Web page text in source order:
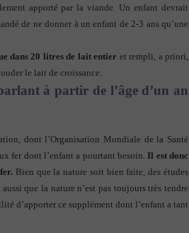
apporté par la viande. Un enfant devrait
de ne donner à un enfant de 2-3 ans qu’une
dans 20 litres de lait entier et rempli, a priori,
le lait de croissance.
à partir de l’âge d’un an
dont l’Organisation Mondiale de la Santé
fer dont l’enfant a pourtant besoin. Il est donc
Bien que la nature soit bien faite, des études
que la nature n’est pas toujours très tendre
d’apporter ce supplément dont l’enfant a tant